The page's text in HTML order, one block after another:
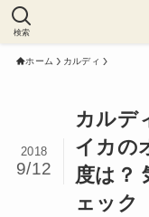
検索
ホーム カルディ
カルデ
イカの
度は？
ェック
2018
9/12